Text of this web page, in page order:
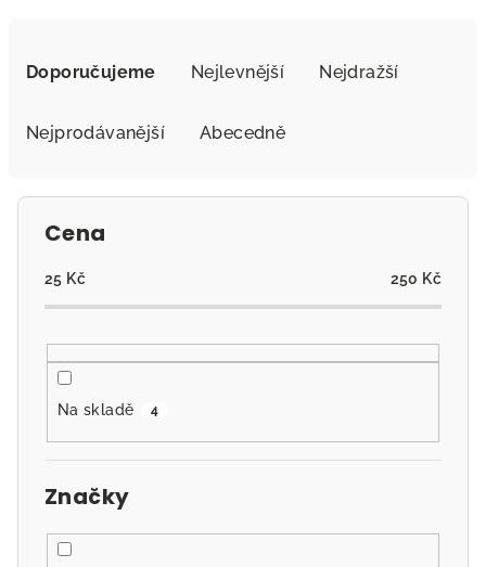
Doporučujeme Nejlevnější Nejdražší
Nejprodávanější Abecedně
Cena
25 Kč 250 Kč
Na skladě 4
Značky